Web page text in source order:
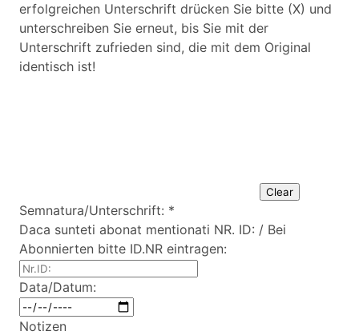
erfolgreichen Unterschrift drücken Sie bitte (X) und
unterschreiben Sie erneut, bis Sie mit der
Unterschrift zufrieden sind, die mit dem Original
identisch ist!
Clear
Semnatura/Unterschrift: *
Daca sunteti abonat mentionati NR. ID: / Bei
Abonnierten bitte ID.NR eintragen:
Data/Datum:
Notizen